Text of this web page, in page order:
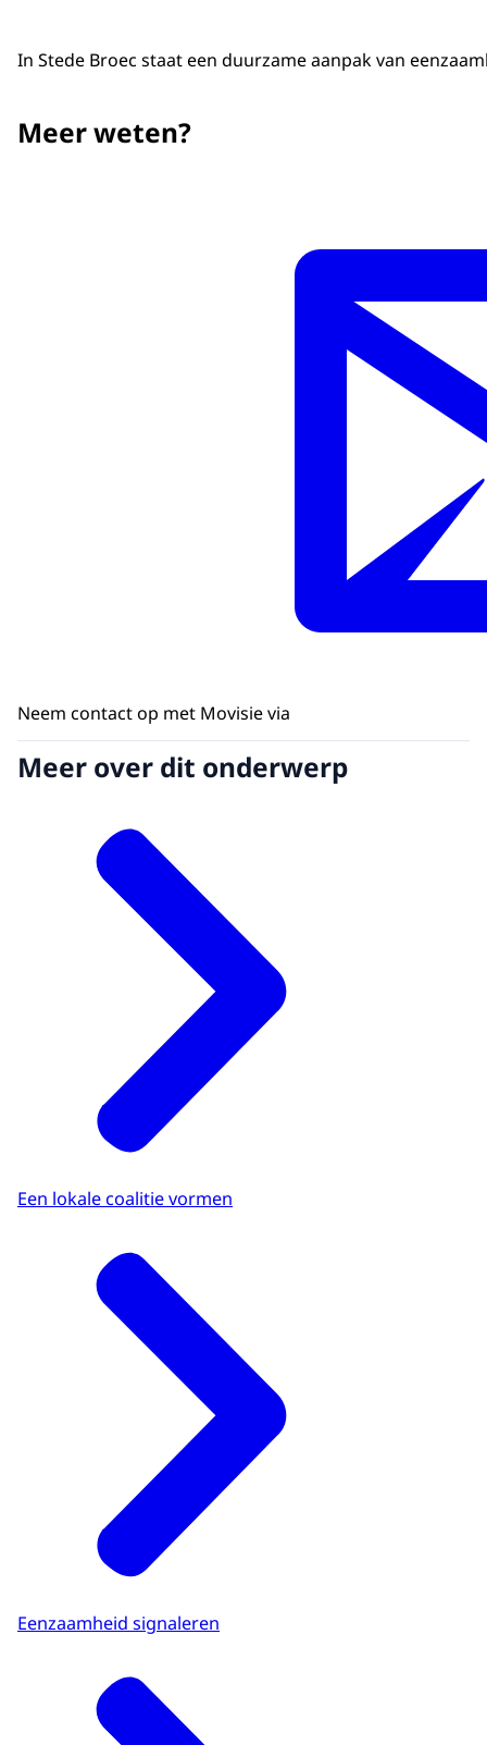
In Stede Broec staat een duurzame aanpak van
Meer weten?
Neem contact op met Movisie via
Meer over dit onderwerp
Een lokale coalitie vormen
Eenzaamheid signaleren